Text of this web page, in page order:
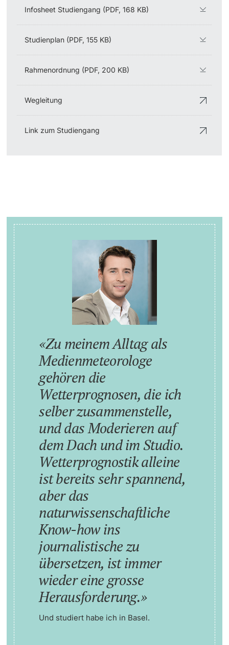
Infosheet Studiengang (PDF, 168 KB)
Studienplan (PDF, 155 KB)
Rahmenordnung (PDF, 200 KB)
Wegleitung
Link zum Studiengang
Zu meinem Alltag als
Medienmeteorologe
gehören die
Wetterprognosen, die ich
selber zusammenstelle,
und das Moderieren auf
dem Dach und im Studio.
Wetterprognostik alleine
ist bereits sehr spannend,
aber das
naturwissenschaftliche
Know-how ins
journalistische zu
übersetzen, ist immer
wieder eine grosse
Herausforderung.
Und studiert habe ich in Basel.